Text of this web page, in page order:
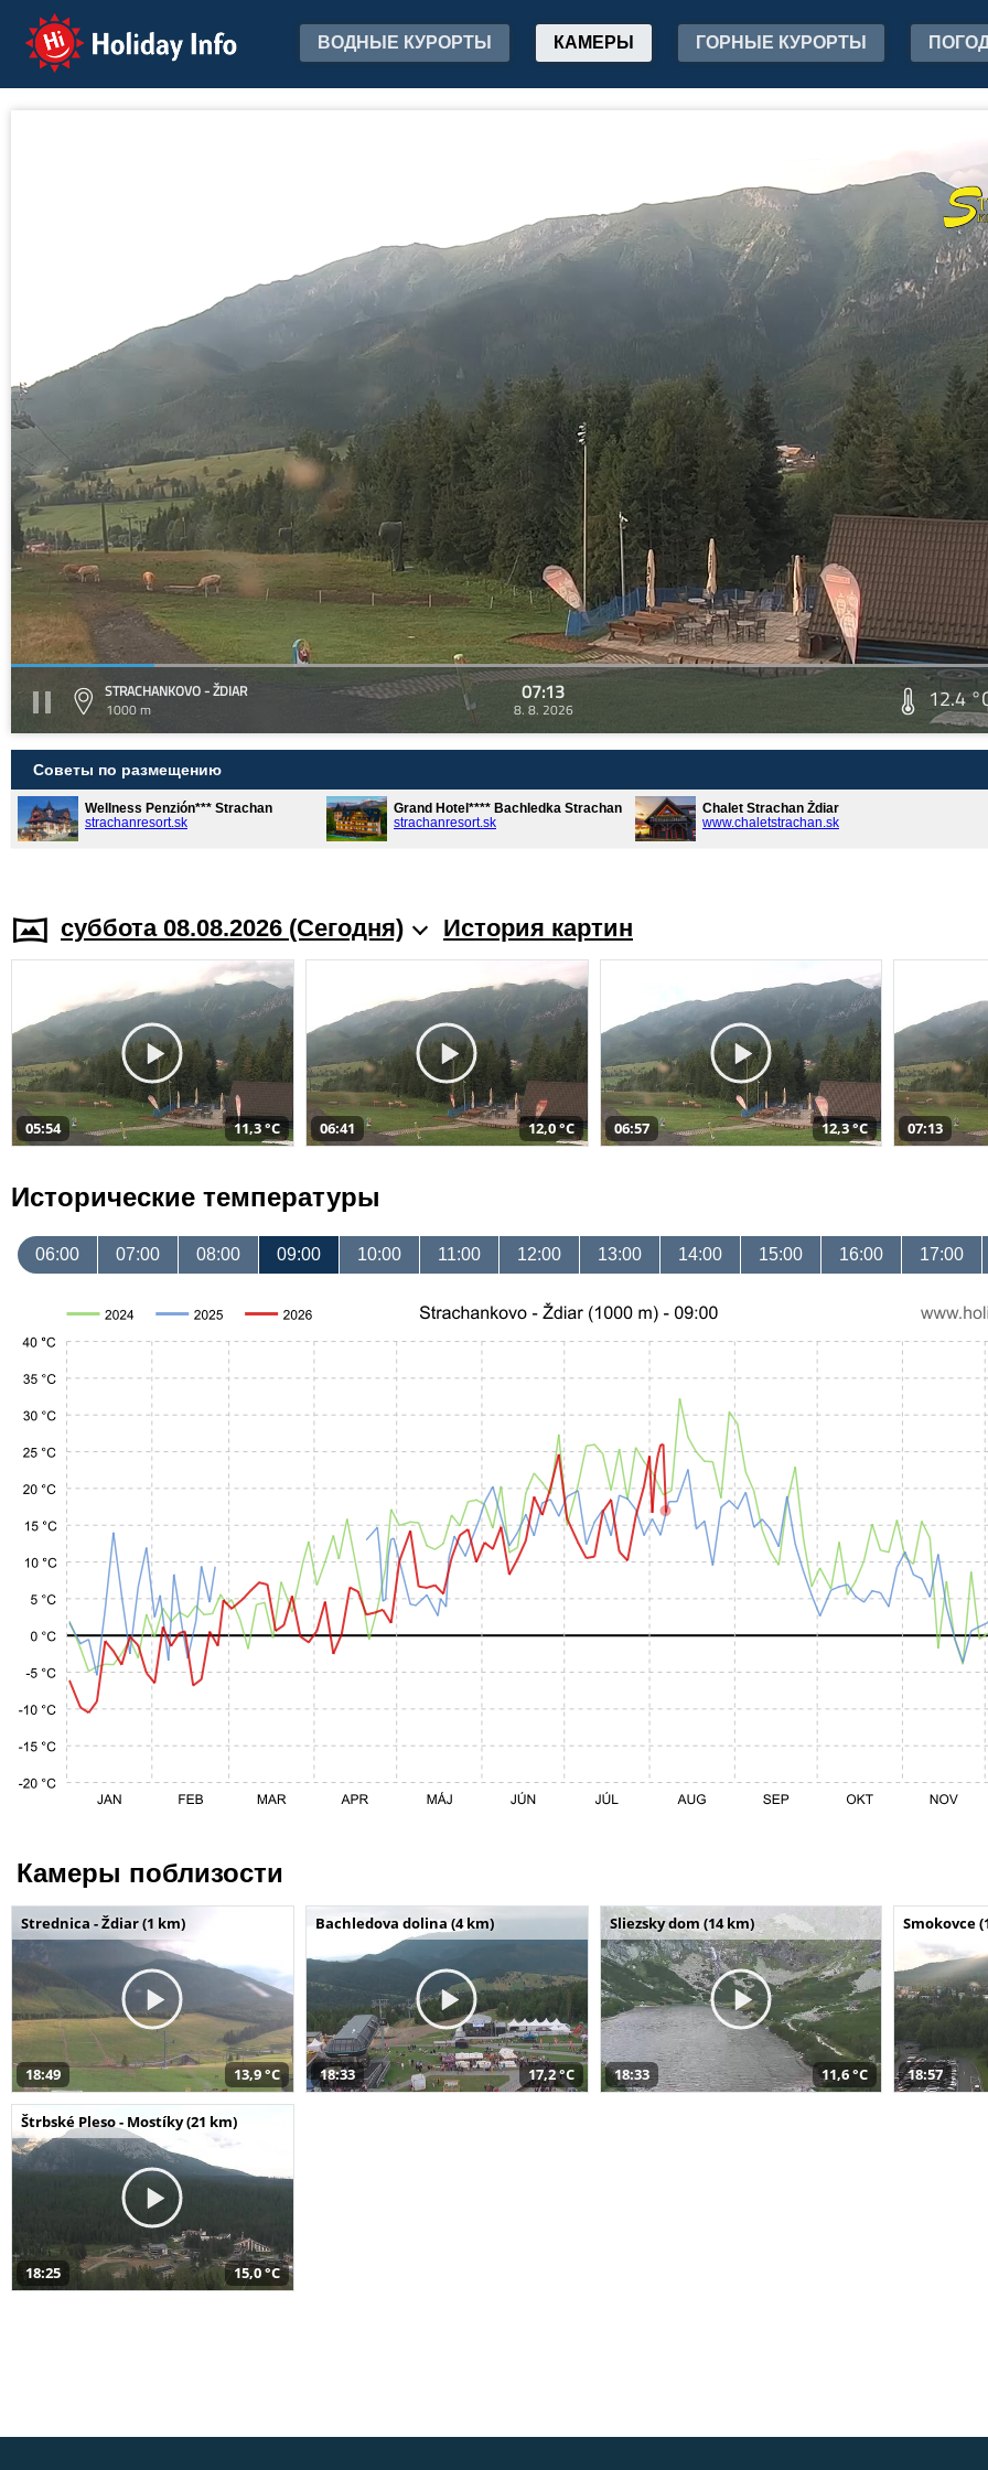
Holiday Info ВОДНЫЕ КУРОРТЫ КАМЕРЫ ГОРНЫЕ КУРОРТЫ
STRACHANKOVO - ŽDIAR
1000 m
07:13
8. 8. 2026 12.4
Советы по размещению
Wellness Penzión*** Strachan
strachanresort.sk
Grand Hotel**** Bachledka Strachan
strachanresort.sk
Chalet Strachan Ždiar
www.chaletstrachan.sk
суббота 08.08.2026 (Cегодня) История картин
05:54 11,3 °C 06:41 12,0 °C 06:57 12,3 °C 07:13
Исторические температуры
06:00 07:00 08:00 09:00 10:00 11:00 12:00 13:00 14:00 15:00 16:00 17:00
Камеры поблизости
Strednica - Ždiar (1 km)
18:49 13,9 °C
Bachledova dolina (4 km)
18:33 17,2 °C
Sliezsky dom (14 km)
18:33 11,6 °C
Smokovce
18:57
Štrbské Pleso - Mostíky (21 km)
18:25 15,0 °C